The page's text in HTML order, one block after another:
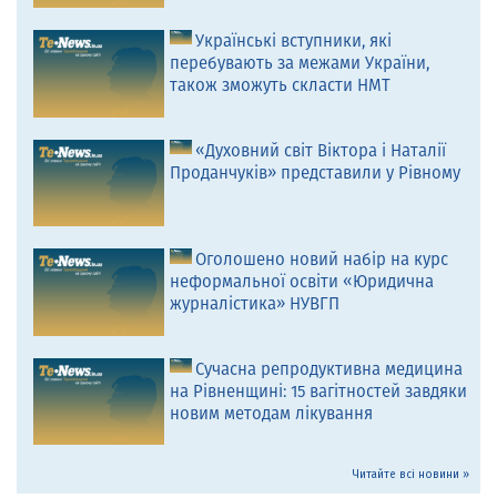
Українські вступники, які
перебувають за межами України,
також зможуть скласти НМТ
«Духовний світ Віктора і Наталії
Проданчуків» представили у Рівному
Оголошено новий набір на курс
неформальної освіти «Юридична
журналістика» НУВГП
Сучасна репродуктивна медицина
на Рівненщині: 15 вагітностей завдяки
новим методам лікування
Читайте всі новини »